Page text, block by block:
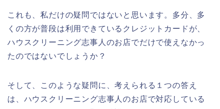
これも、私だけの疑問ではないと思います。多分、多
くの方が普段は利用できているクレジットカードが、
ハウスクリーニング志事人のお店でだけで使えなかっ
たのではないでしょうか？
そして、このような疑問に、考えられる１つの答え
は、ハウスクリーニング志事人のお店で対応している